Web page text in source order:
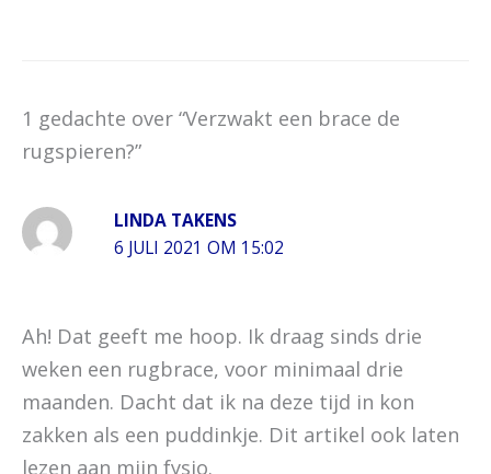
1 gedachte over “Verzwakt een brace de
rugspieren?”
LINDA TAKENS
6 JULI 2021 OM 15:02
Ah! Dat geeft me hoop. Ik draag sinds drie
weken een rugbrace, voor minimaal drie
maanden. Dacht dat ik na deze tijd in kon
zakken als een puddinkje. Dit artikel ook laten
lezen aan mijn fysio.